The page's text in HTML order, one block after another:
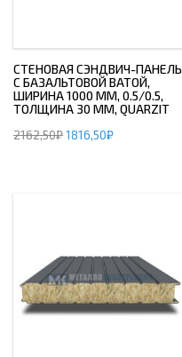
СТЕНОВАЯ СЭНДВИЧ-ПАНЕЛЬ
С БАЗАЛЬТОВОЙ ВАТОЙ,
ШИРИНА 1000 ММ, 0.5/0.5,
ТОЛЩИНА 30 ММ, QUARZIT
2162,50₽1816,50₽